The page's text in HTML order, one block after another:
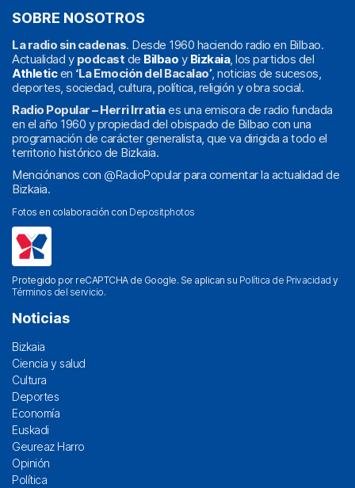
SOBRE NOSOTROS
La radio sin cadenas. Desde 1960 haciendo radio en Bilbao.
Actualidad y podcast de Bilbao y Bizkaia, los partidos del
Athleticen ‘La Emoción del Bacalao’, noticias de sucesos,
deportes, sociedad, cultura, política, religión y obra social.
Radio Popular – Herri Irratiaes una emisora de radio fundada
en el año 1960 y propiedad del obispado de Bilbao con una
programación de carácter generalista, que va dirigida a todo el
territorio histórico de Bizkaia.
Menciónanos con @RadioPopularpara comentar la actualidad de
Bizkaia.
Fotos en colaboración con Depositphotos
Protegido por reCAPTCHA de Google. Se aplican su Política de Privacidad y
Términos del servicio.
Noticias
Bizkaia
Ciencia y salud
Cultura
Deportes
Economía
Euskadi
Geureaz Harro
Opinión
Política